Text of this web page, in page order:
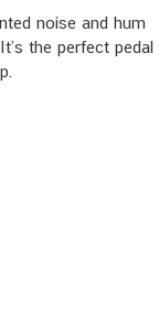
noise and hum
the perfect pedal